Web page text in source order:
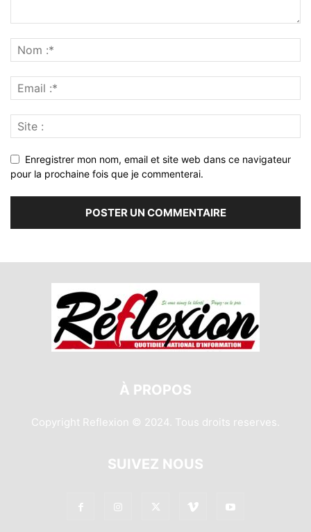
Enregistrer mon nom, email et site web dans ce navigateur
pour la prochaine fois que je commenterai.
À PROPOS
Copyright Reflexion © 2024. Tous droits reserves.
SUIVEZ NOUS